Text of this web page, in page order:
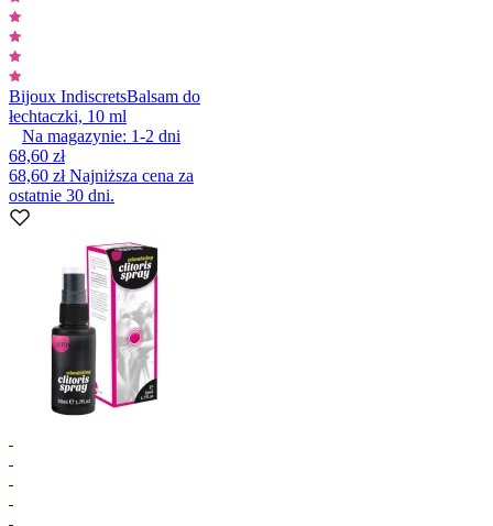
Bijoux IndiscretsBalsam do
łechtaczki, 10 ml
Na magazynie: 1-2 dni
68,60 zł
68,60 złNajniższa cena za
ostatnie 30 dni.